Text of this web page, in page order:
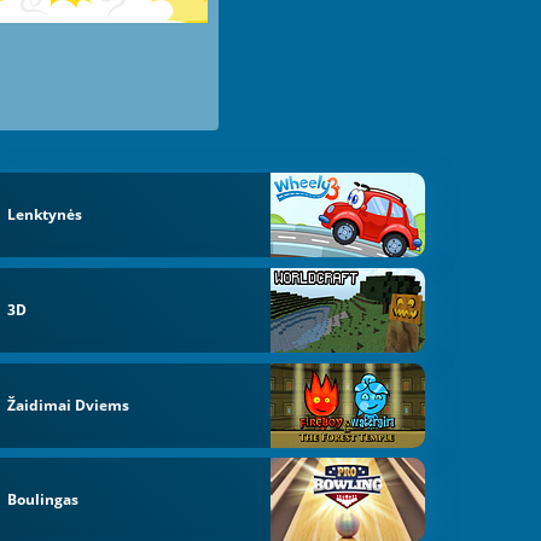
Lenktynės
3D
Žaidimai Dviems
Boulingas